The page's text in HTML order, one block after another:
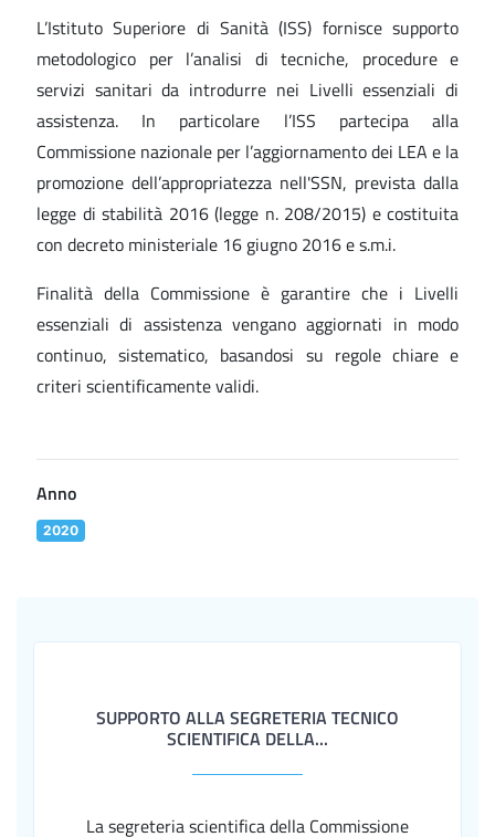
L’Istituto Superiore di Sanità (ISS) fornisce supporto
metodologico per l’analisi di tecniche, procedure e
servizi sanitari da introdurre nei Livelli essenziali di
assistenza. In particolare l’ISS partecipa alla
Commissione nazionale per l’aggiornamento dei LEA e la
promozione dell’appropriatezza nell'SSN, prevista dalla
legge di stabilità 2016 (legge n. 208/2015) e costituita
con decreto ministeriale 16 giugno 2016 e s.m.i.
Finalità della Commissione è garantire che i Livelli
essenziali di assistenza vengano aggiornati in modo
continuo, sistematico, basandosi su regole chiare e
criteri scientificamente validi.
Anno
2020
SUPPORTO ALLA SEGRETERIA TECNICO
SCIENTIFICA DELLA...
La segreteria scientifica della Commissione